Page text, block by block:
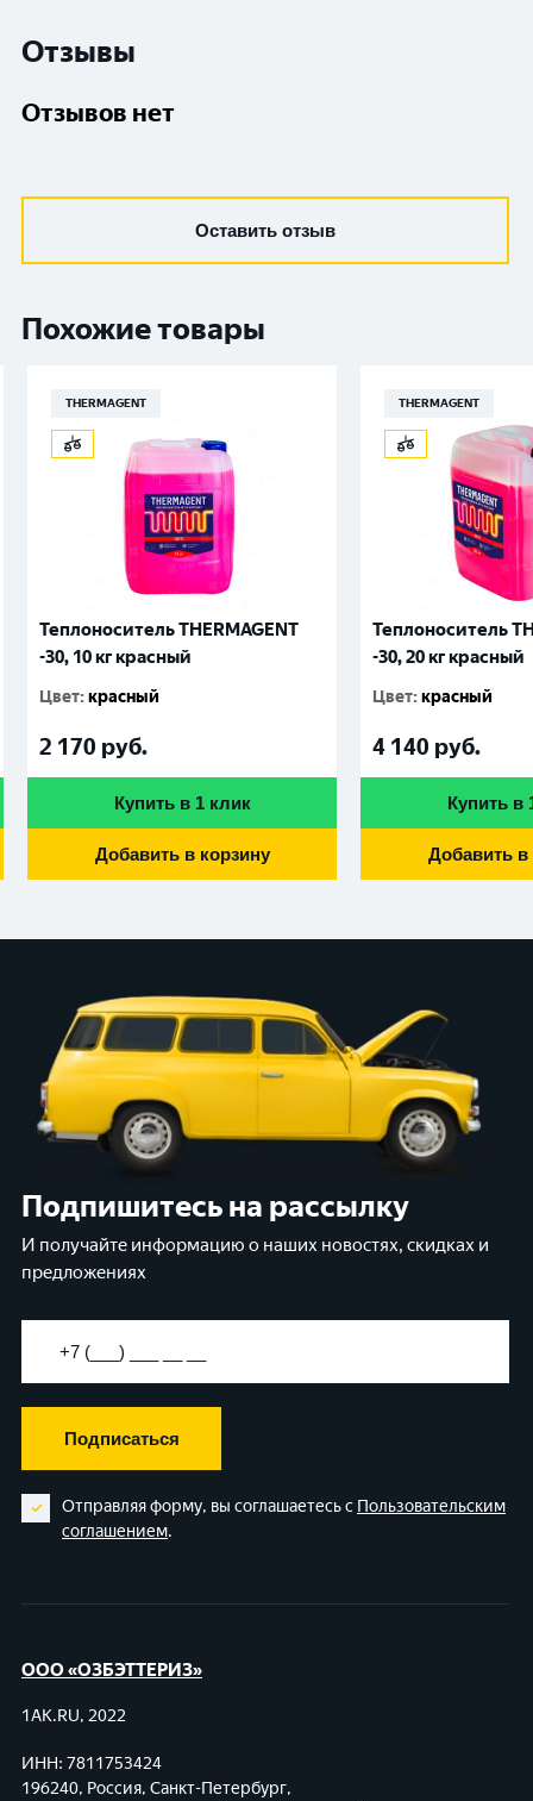
Отзывы
Отзывов нет
Оставить отзыв
Похожие товары
THERMAGENT
Теплоноситель THERMAGENT
-30, 10 кг красный
Цвет:красный
2 170 руб.
Купить в 1 клик
Добавить в корзину
THERMAGENT
Теплоноситель
-30, 20 кг красный
Цвет:красный
4 140 руб.
Купить в
Добавить в
Подпишитесь на рассылку
И получайте информацию о наших новостях, скидках и
предложениях
Подписаться
Отправляя форму, вы соглашаетесь с Пользовательским
соглашением.
ООО «ОЗБЭТТЕРИЗ»
1AK.RU, 2022
ИНН: 7811753424
196240, Россия, Санкт-Петербург,